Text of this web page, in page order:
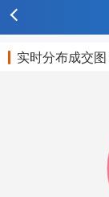
实时分布成交图